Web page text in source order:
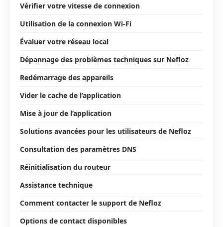
Vérifier votre vitesse de connexion
Utilisation de la connexion Wi-Fi
Évaluer votre réseau local
Dépannage des problèmes techniques sur Nefloz
Redémarrage des appareils
Vider le cache de l’application
Mise à jour de l’application
Solutions avancées pour les utilisateurs de Nefloz
Consultation des paramètres DNS
Réinitialisation du routeur
Assistance technique
Comment contacter le support de Nefloz
Options de contact disponibles